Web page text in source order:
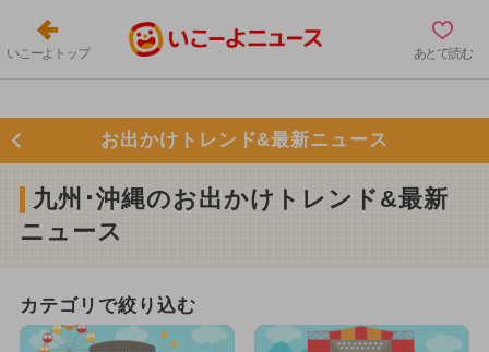
いこーよトップ あとで読む
お出かけトレンド&最新ニュース
九州･沖縄のお出かけトレンド&最新
ニュース
カテゴリで絞り込む